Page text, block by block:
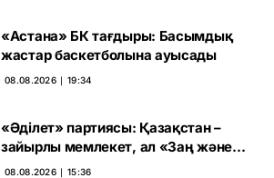
«Астана» БК тағдыры: Басымдық
жастар баскетболына ауысады
08.08.2026 ∣ 19:34
«Әділет» партиясы: Қазақстан –
зайырлы мемлекет, ал «Заң және
тәртіп» қағидаты баршаға міндетті
08.08.2026 ∣ 15:36